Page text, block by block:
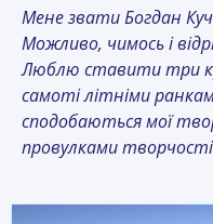
Мене звати Богдан
Можливо, чимось і
Люблю ставити три
самоті літніми
сподобаються мої
провулками